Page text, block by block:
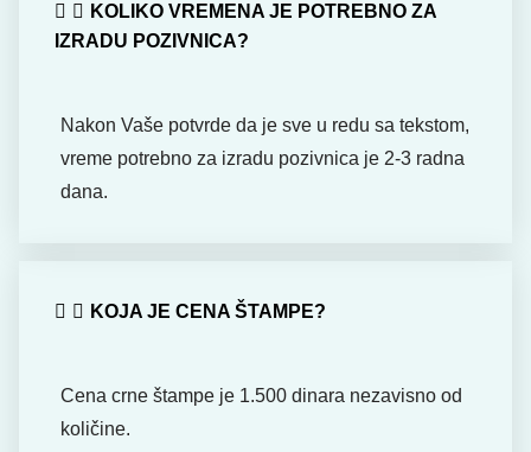
KOLIKO VREMENA JE POTREBNO ZA
IZRADU POZIVNICA?
Nakon Vaše potvrde da je sve u redu sa tekstom,
vreme potrebno za izradu pozivnica je 2-3 radna
dana.
KOJA JE CENA ŠTAMPE?
Cena crne štampe je 1.500 dinara nezavisno od
količine.